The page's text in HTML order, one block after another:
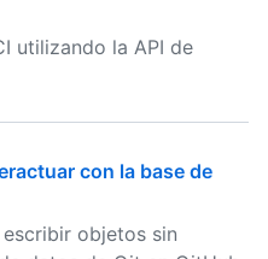
utilizando la API de
con la base de
escribir objetos sin